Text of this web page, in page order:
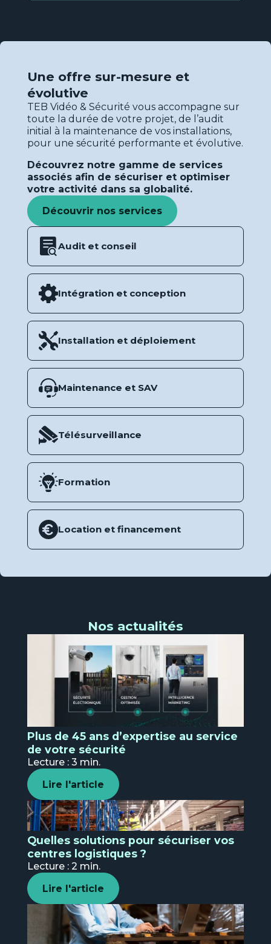
Une offre sur-mesure et
évolutive
TEB Vidéo & Sécurité vous accompagne sur
toute la durée de votre projet, de l’audit
initial à la maintenance de vos installations,
pour une sécurité performante et évolutive.
Découvrez notre gamme de services
associés afin de sécuriser et optimiser
votre activité dans sa globalité.
Découvrir nos services
Audit et conseil
Intégration et conception
Installation et déploiement
Maintenance et SAV
Télésurveillance
Formation
Location et financement
Nos actualités
Plus de 45 ans d’expertise au service
de votre sécurité
Lecture : 3 min.
Lire l'article
Quelles solutions pour sécuriser vos
centres logistiques ?
Lecture : 2 min.
Lire l'article